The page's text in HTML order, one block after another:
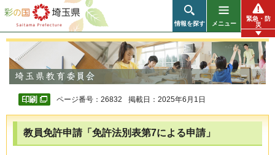
彩の国 埼玉県
情報を探す メニュー
緊急・防
災
ページ番号：26832 掲載日：2025年6月1日
教員免許申請「免許法別表第7による申請」